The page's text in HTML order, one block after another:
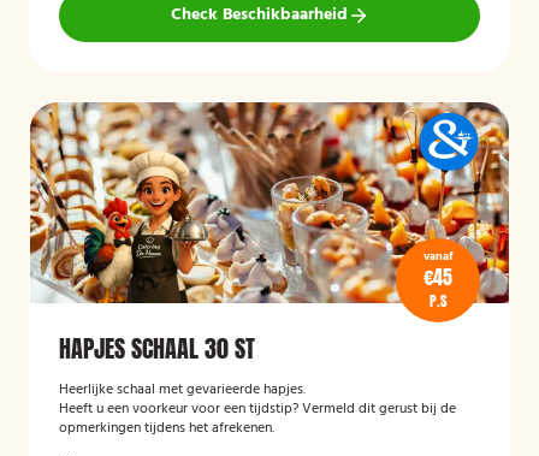
Check Beschikbaarheid
vanaf
€45
P.S
HAPJES SCHAAL 30 ST
Heerlijke schaal met gevarieerde hapjes.
Heeft u een voorkeur voor een tijdstip? Vermeld dit gerust bij de
opmerkingen tijdens het afrekenen.